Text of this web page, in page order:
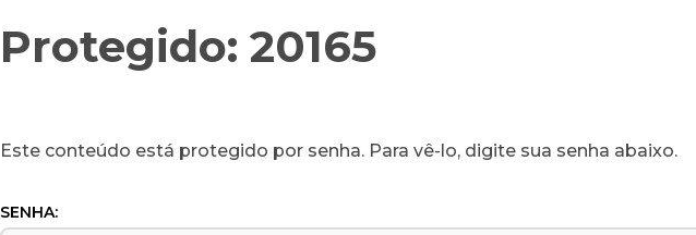
Protegido: 20165
Este conteúdo está protegido por senha. Para vê-lo, digite sua senha abaixo.
SENHA: